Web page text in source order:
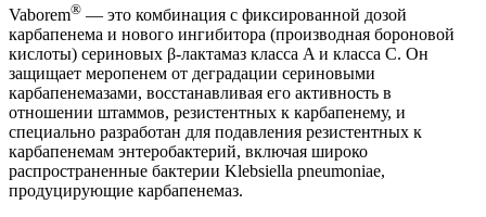
Vaborem® — это комбинация с фиксированной дозой
карбапенема и нового ингибитора (производная бороновой
кислоты) сериновых β-лактамаз класса A и класса C. Он
защищает меропенем от деградации сериновыми
карбапенемазами, восстанавливая его активность в
отношении штаммов, резистентных к карбапенему, и
специально разработан для подавления резистентных к
карбапенемам энтеробактерий, включая широко
распространенные бактерии Klebsiella pneumoniae,
продуцирующие карбапенемаз.